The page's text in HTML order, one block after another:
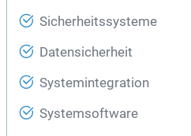
Sicherheitssysteme
Datensicherheit
Systemintegration
Systemsoftware